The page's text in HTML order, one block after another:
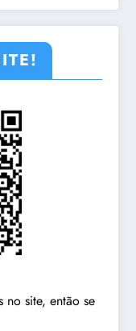
no site, então se